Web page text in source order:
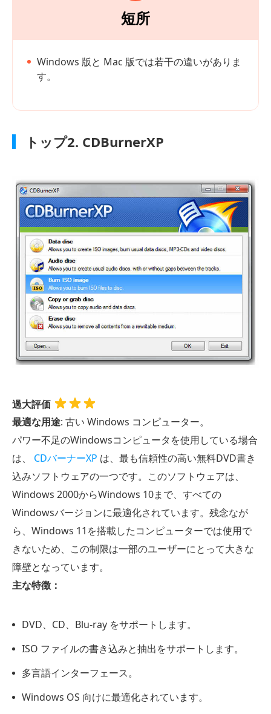
短所
Windows 版と Mac 版では若干の違いがありま
す。
トップ2. CDBurnerXP
過大評価
最適な用途: 古い Windows コンピューター。
パワー不足のWindowsコンピュータを使用している場合
は、 CDバーナーXP は、最も信頼性の高い無料DVD書き
込みソフトウェアの一つです。このソフトウェアは、
Windows 2000からWindows 10まで、すべての
Windowsバージョンに最適化されています。残念なが
ら、Windows 11を搭載したコンピューターでは使用で
きないため、この制限は一部のユーザーにとって大きな
障壁となっています。
主な特徴：
DVD、CD、Blu-ray をサポートします。
ISO ファイルの書き込みと抽出をサポートします。
多言語インターフェース。
Windows OS 向けに最適化されています。